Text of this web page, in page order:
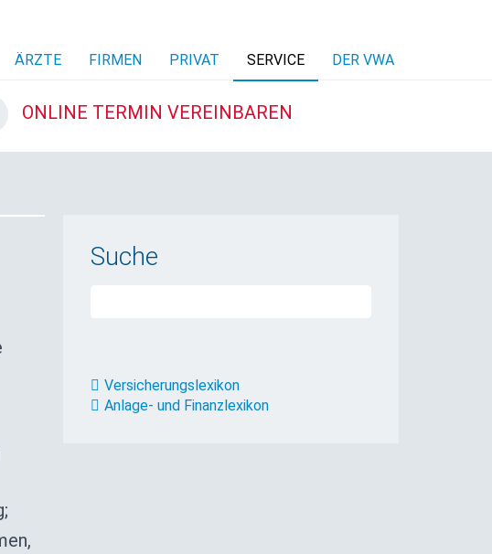
ÄRZTE FIRMEN PRIVAT SERVICE DER VWA
ONLINE TERMIN VEREINBAREN
Suche
Versicherungslexikon
Anlage- und Finanzlexikon